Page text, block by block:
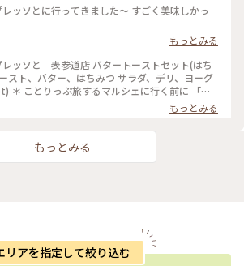
ッソとに行ってきました〜 すごく美味しかっ
もっとみる
レッソと 表参道店 バタートーストセット(はち
スト、バター、はちみつ サラダ、デリ、ヨーグ
＊ ことりっぷ旅するマルシェに行く前に 「パ
ッソと」で モーニング☆ 久しぶりの表参道店☆
人気店で順番待ちも ワクワク☆ モーニングメニ
トーストセットを注文☆ 香ばしくリッチな味わ
ストに 細く細く絞られたバターがたっぷり☆ バ
ト全体に じんわり溶けていきます…☆ はちみつ
もっとみる
もっとみる
リアを指定して絞り込む